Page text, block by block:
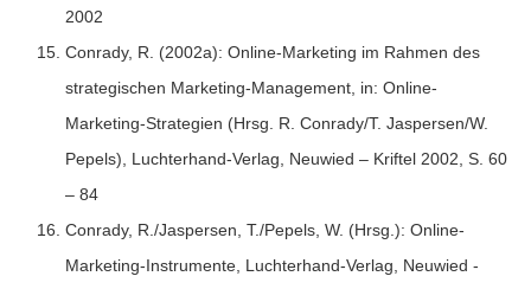
2002
Conrady, R. (2002a): Online-Marketing im Rahmen des
strategischen Marketing-Management, in: Online-
Marketing-Strategien (Hrsg. R. Conrady/T. Jaspersen/W.
Pepels), Luchterhand-Verlag, Neuwied – Kriftel 2002, S. 60
– 84
Conrady, R./Jaspersen, T./Pepels, W. (Hrsg.): Online-
Marketing-Instrumente, Luchterhand-Verlag, Neuwied -